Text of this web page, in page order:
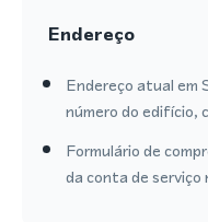
Endereço
Endereço atual em
número do edifício,
Formulário de
da conta de serviço